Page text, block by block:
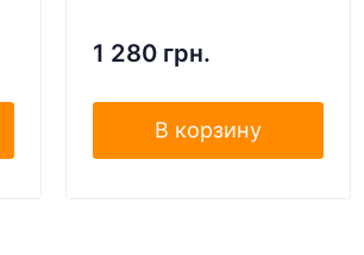
1 280 грн.
В корзину